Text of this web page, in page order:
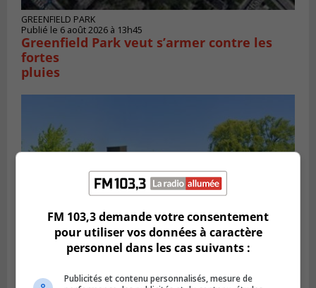
GREENFIELD PARK
Publié le 6 août 2026 à 13h45
Greenfield Park veut s’armer contre les
fortes
pluies
SAINT-HUBERT
FM 103,3 demande votre consentement
pour utiliser vos données à caractère
personnel dans les cas suivants :
Publicités et contenu personnalisés, mesure de